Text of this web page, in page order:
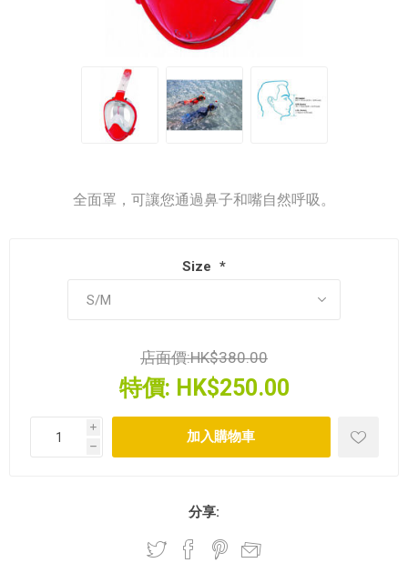
全面罩，可讓您通過鼻子和嘴自然呼吸。
Size *
店面價:HK$380.00
特價: HK$250.00
i
h
分享: